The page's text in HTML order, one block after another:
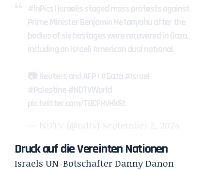
#InPics | Israelis staged mass protests against
Prime Minister Benjamin Netanyahu after the
bodies of six hostages were recovered in Gaza,
including an Israeli American dual national.
📷: Reuters and AFP | #Gaza#Israel
#Palestine#NDTVWorld
pic.twitter.com/TOCFHvHkSt
— NDTV (@ndtv) September 2, 2024
Druck auf die Vereinten Nationen
Israels UN-Botschafter Danny Danon